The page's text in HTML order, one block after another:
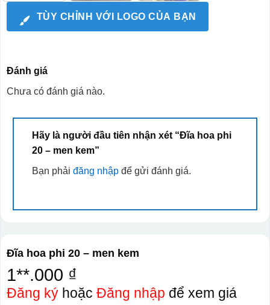
TÙY CHỈNH VỚI LOGO CỦA BẠN
Đánh giá
Chưa có đánh giá nào.
Hãy là người đầu tiên nhận xét “Đĩa hoa phi
20 – men kem”
Bạn phải đăng nhậpđể gửi đánh giá.
Đĩa hoa phi 20 – men kem
1**.000 ₫
Đăng kýhoặc Đăng nhập để xem giá